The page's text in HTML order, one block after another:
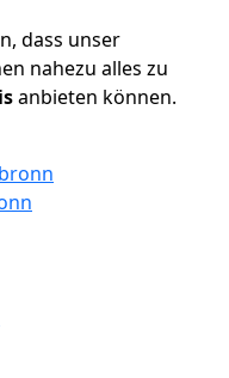
dass unser
nahezu alles zu
anbieten können.